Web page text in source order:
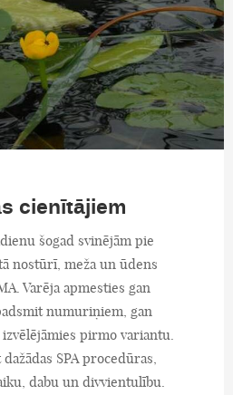
cienītājiem
šogad svinējām pie
nostūrī, meža un ūdens
Varēja apmesties gan
numuriņiem, gan
pirmo variantu.
SPA procedūras,
dabu un divvientulību.